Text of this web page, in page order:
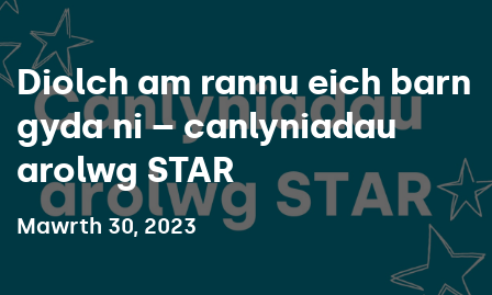
Diolch am rannu eich barn
gyda ni – canlyniadau
arolwg STAR
Published on:
Mawrth 30, 2023